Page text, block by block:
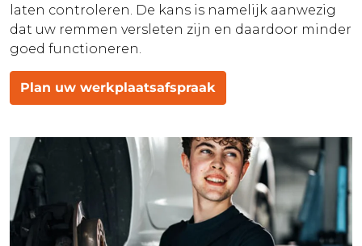
laten controleren. De kans is namelijk aanwezig
dat uw remmen versleten zijn en daardoor minder
goed functioneren.
Plan uw werkplaatsafspraak